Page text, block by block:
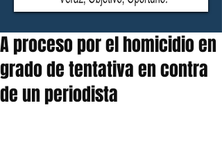
A proceso por el homicidio en
grado de tentativa en contra
de un periodista